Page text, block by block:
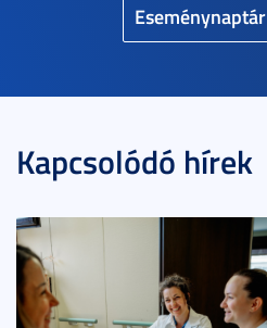
Eseménynaptár
Kapcsolódó hírek